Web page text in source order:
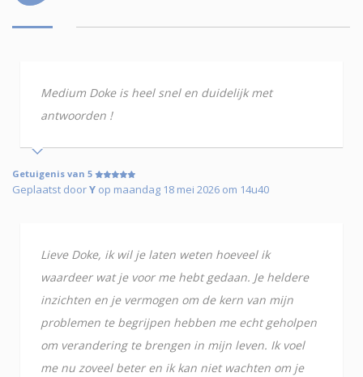
Medium Doke is heel snel en duidelijk met
antwoorden !
Getuigenis van 5
Geplaatst doorY op maandag 18 mei 2026 om 14u40
Lieve Doke, ik wil je laten weten hoeveel ik
waardeer wat je voor me hebt gedaan. Je heldere
inzichten en je vermogen om de kern van mijn
problemen te begrijpen hebben me echt geholpen
om verandering te brengen in mijn leven. Ik voel
me nu zoveel beter en ik kan niet wachten om je